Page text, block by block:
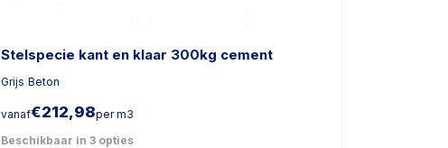
Stelspecie kant en klaar 300kg cement
Grijs Beton
vanaf€212,98per m3
Beschikbaar in 3 opties